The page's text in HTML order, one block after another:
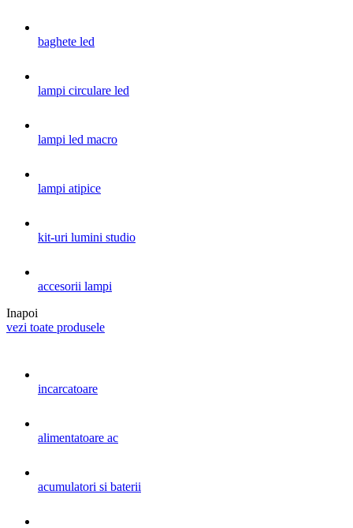
baghete led
lampi circulare led
lampi led macro
lampi atipice
kit-uri lumini studio
accesorii lampi
Inapoi
vezi toate produsele
incarcatoare
alimentatoare ac
acumulatori si baterii